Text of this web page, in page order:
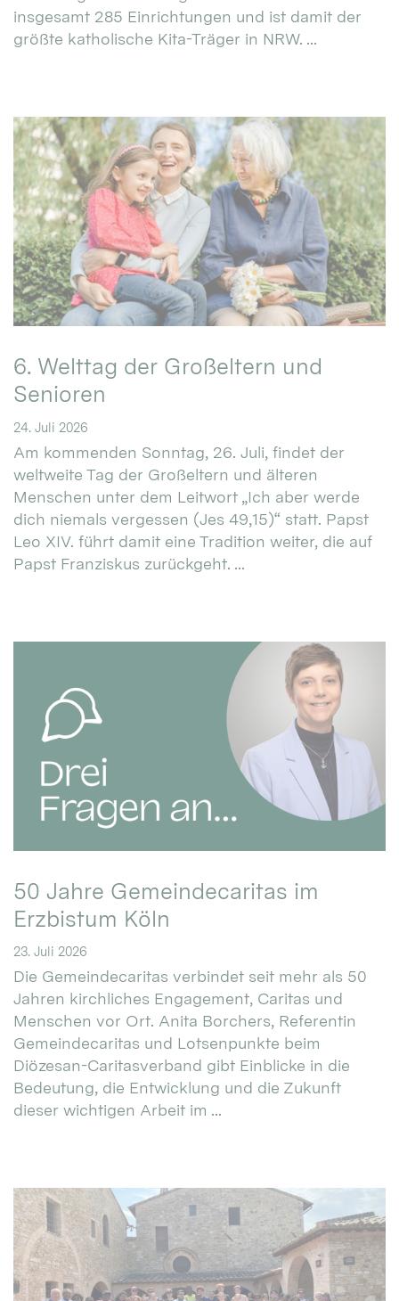
insgesamt 285 Einrichtungen und ist damit der
größte katholische Kita-Träger in NRW. ...
6. Welttag der Großeltern und
Senioren
24. Juli 2026
Am kommenden Sonntag, 26. Juli, findet der
weltweite Tag der Großeltern und älteren
Menschen unter dem Leitwort „Ich aber werde
dich niemals vergessen (Jes 49,15)“ statt. Papst
Leo XIV. führt damit eine Tradition weiter, die auf
Papst Franziskus zurückgeht. ...
50 Jahre Gemeindecaritas im
Erzbistum Köln
23. Juli 2026
Die Gemeindecaritas verbindet seit mehr als 50
Jahren kirchliches Engagement, Caritas und
Menschen vor Ort. Anita Borchers, Referentin
Gemeindecaritas und Lotsenpunkte beim
Diözesan-Caritasverband gibt Einblicke in die
Bedeutung, die Entwicklung und die Zukunft
dieser wichtigen Arbeit im ...